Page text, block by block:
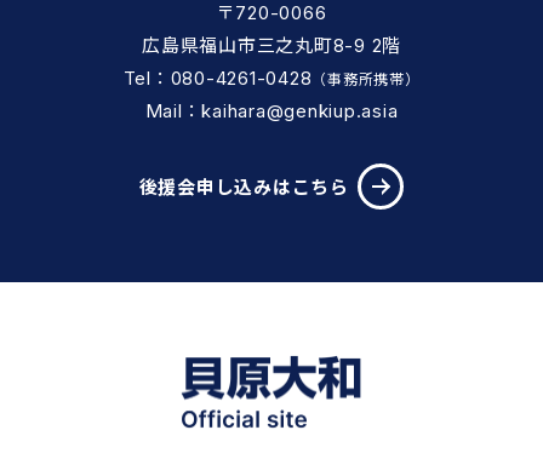
〒720-0066
広島県福山市三之丸町8-9 2階
Tel：080-4261-0428 （事務所携帯）
Mail：kaihara@genkiup.asia
後援会申し込みはこちら